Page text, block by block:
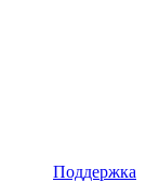
Поддержка